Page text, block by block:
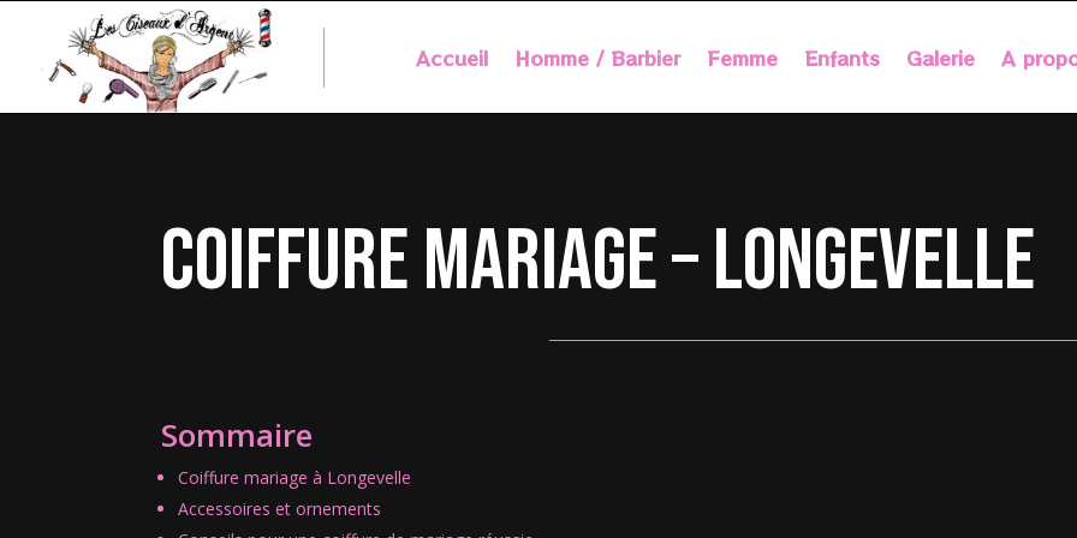
Accueil Homme / Barbier Femme Enfants Galerie A
coiffure mariage – Longevelle
Sommaire
Coiffure mariage à Longevelle
Accessoires et ornements